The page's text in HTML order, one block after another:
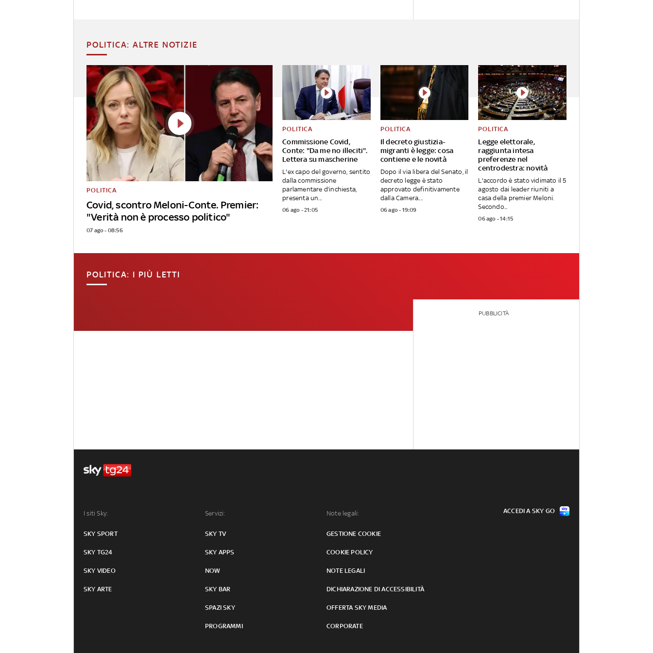
POLITICA: ALTRE NOTIZIE
Covid, scontro Meloni-Conte. Premier:
"Verità non è processo politico"
POLITICA
07 ago - 08:56
Commissione Covid,
Conte: "Da me no illeciti".
Lettera su mascherine
POLITICA
L'ex capo del governo, sentito
dalla commissione
parlamentare d’inchiesta,
presenta un...
06 ago - 21:05
Il decreto giustizia-
migranti è legge: cosa
contiene e le novità
POLITICA
Dopo il via libera del Senato, il
decreto legge è stato
approvato definitivamente
dalla Camera....
06 ago - 19:09
Legge elettorale,
raggiunta intesa
preferenze nel
centrodestra: novità
POLITICA
L'accordo è stato vidimato il 5
agosto dai leader riuniti a
casa della premier Meloni.
Secondo...
06 ago - 14:15
POLITICA: I PIÙ LETTI
PUBBLICITÀ
I siti Sky:
SKY SPORT
SKY TG24
SKY VIDEO
SKY ARTE
Servizi:
SKY TV
SKY APPS
NOW
SKY BAR
SPAZI SKY
PROGRAMMI
Note legali:
GESTIONE COOKIE
COOKIE POLICY
NOTE LEGALI
DICHIARAZIONE DI ACCESSIBILITÀ
OFFERTA SKY MEDIA
CORPORATE
ACCEDI A SKY GO